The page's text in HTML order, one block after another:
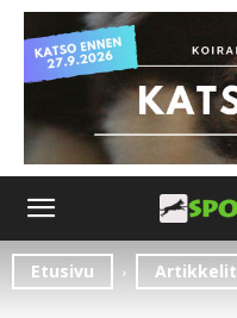
Etusivu Artikkelit